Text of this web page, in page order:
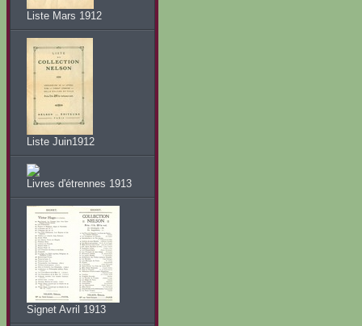
Liste Mars 1912
Liste Juin1912
Livres d'étrennes 1913
Signet Avril 1913